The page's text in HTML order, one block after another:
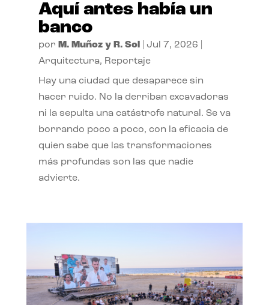
Aquí antes había un
banco
por M. Muñoz y R. Sol| Jul 7, 2026
Arquitectura, Reportaje
Hay una ciudad que desaparece sin
hacer ruido. No la derriban excavadoras
ni la sepulta una catástrofe natural. Se va
borrando poco a poco, con la eficacia de
quien sabe que las transformaciones
más profundas son las que nadie
advierte.